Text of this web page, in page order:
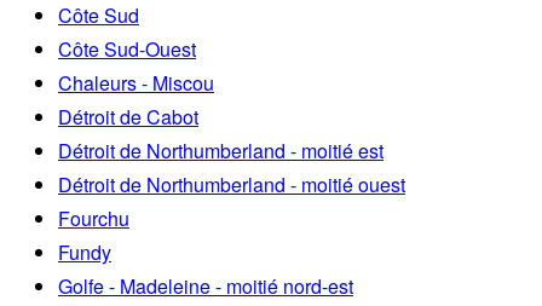
Côte Sud
Côte Sud-Ouest
Chaleurs - Miscou
Détroit de Cabot
Détroit de Northumberland - moitié est
Détroit de Northumberland - moitié ouest
Fourchu
Fundy
Golfe - Madeleine - moitié nord-est